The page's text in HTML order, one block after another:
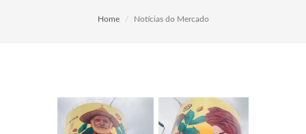
Home Notícias do Mercado